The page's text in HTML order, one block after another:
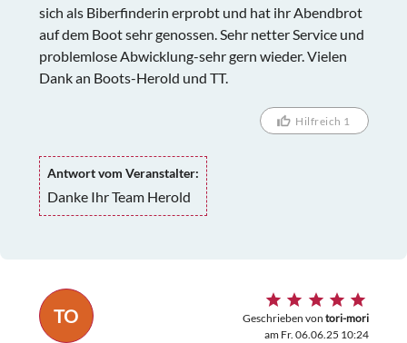
sich als Biberfinderin erprobt und hat ihr Abendbrot
auf dem Boot sehr genossen. Sehr netter Service und
problemlose Abwicklung-sehr gern wieder. Vielen
Dank an Boots-Herold und TT.
Hilfreich 1
Antwort vom Veranstalter:
Danke Ihr Team Herold
TO Geschrieben von tori-mori
am Fr. 06.06.25 10:24